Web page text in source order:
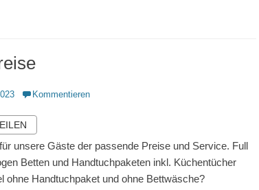
Kommentieren
unsere Gäste der passende Preise und Service. Full
Betten und Handtuchpaketen inkl. Küchentücher
ohne Handtuchpaket und ohne Bettwäsche?